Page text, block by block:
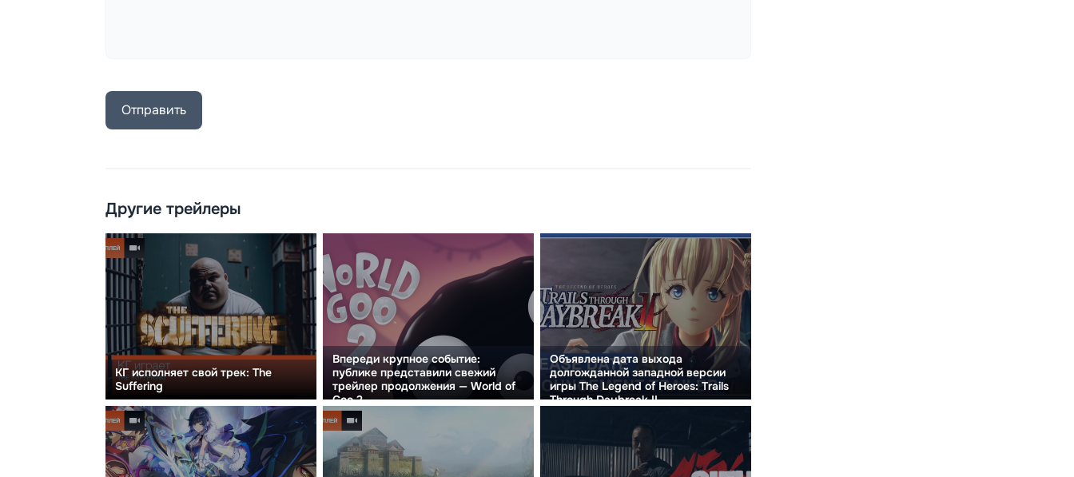
Отправить
Другие трейлеры
КГ исполняет свой трек: The
Suffering
Впереди крупное событие:
публике представили свежий
трейлер продолжения — World of
Goo 2
Объявлена дата выхода
долгожданной западной версии
игры The Legend of Heroes: Trails
Through Daybreak II.